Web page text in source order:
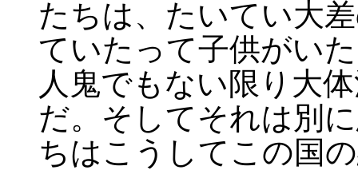
たちは、たいてい大
ていたって子供がい
人鬼でもない限り大
だ。そしてそれは別
ちはこうしてこの国